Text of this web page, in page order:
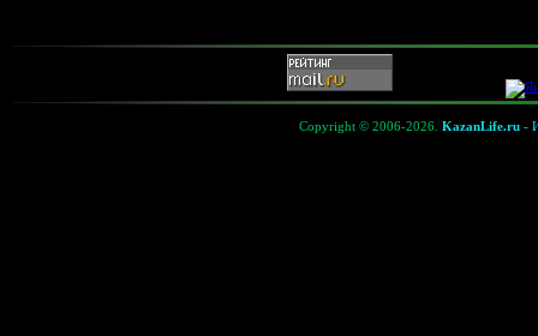
Copyright © 2006-2026. KazanLife.ru -